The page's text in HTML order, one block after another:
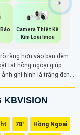
Kbvision
Camera Thiết Kế
Kim Loại Imou
ràng hơn vào ban đêm.
tắt hồng ngoại giúp
ghi hình là trắng đen
KBVISION
78° Hồng Ngoại